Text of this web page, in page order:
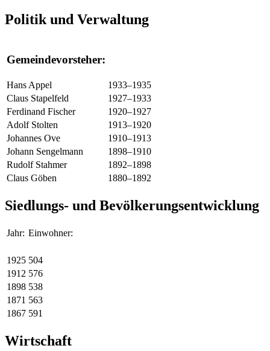
Politik und Verwaltung
Gemeindevorsteher:
Hans Appel
1933–1935
Claus Stapelfeld
1927–1933
Ferdinand Fischer
1920–1927
Adolf Stolten
1913–1920
Johannes Ove
1910–1913
Johann Sengelmann
1898–1910
Rudolf Stahmer
1892–1898
Claus Göben
1880–1892
Siedlungs- und Bevölkerungsentwicklung
Jahr: Einwohner:
1925 504
1912 576
1898 538
1871 563
1867 591
Wirtschaft